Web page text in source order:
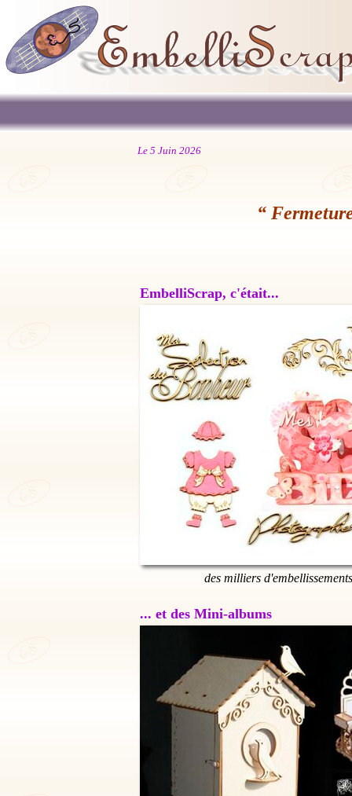
Le 5 Juin 2026
“
EmbelliScrap, c'était...
des milliers
... et des Mini-albums